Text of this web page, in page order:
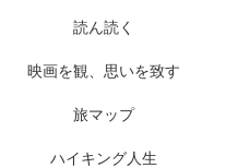
読ん読く
映画を観、思いを致す
旅マップ
ハイキング人生